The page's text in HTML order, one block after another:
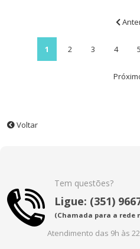
1 2 3 4 5
Voltar
Tem questões?
Ligue: (351)
(Chamada para a rede
Atendimento das 9h às